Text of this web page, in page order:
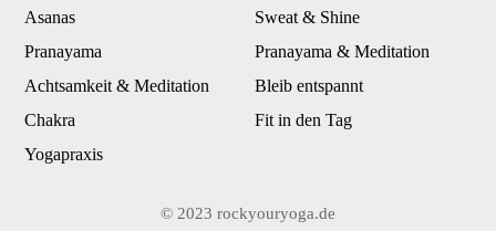
Asanas
Pranayama
Achtsamkeit & Meditation
Chakra
Yogapraxis
Sweat & Shine
Pranayama & Meditation
Bleib entspannt
Fit in den Tag
© 2023 rockyouryoga.de